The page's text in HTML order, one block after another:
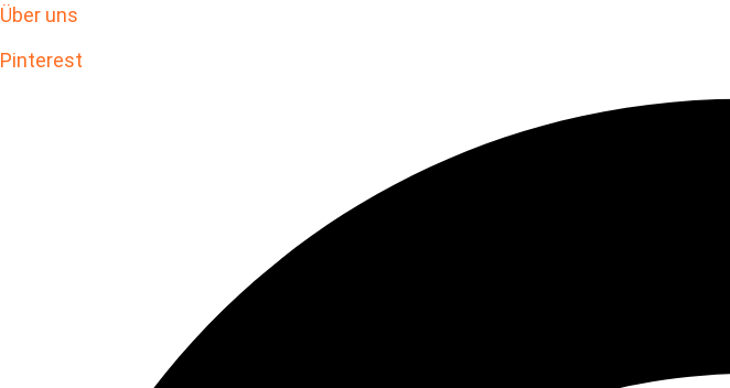
Über uns
Pinterest